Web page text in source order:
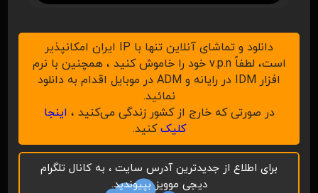
دانلود و تماشای آنلاین تنها با IP ایران امکانپذیر
است، لطفاً v.p.n خود را خاموش کنید ، همچنین با نرم
افزار IDM در رایانه و ADM در موبایل اقدام به دانلود
نمائید.
در صورتی که خارج از کشور زندگی می‌کنید ، اینجا
کلیککنید.
برای اطلاع از جدیدترین آدرس سایت ، به کانال تلگرام
دیجی موویز بپیوندید.